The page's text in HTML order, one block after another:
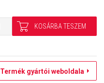
Termék gyártói weboldala